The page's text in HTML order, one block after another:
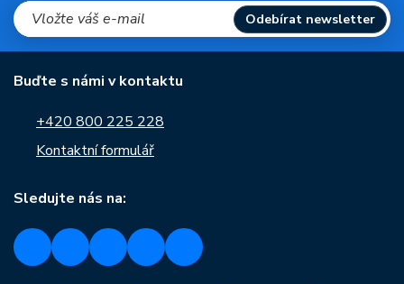
Odebírat newsletter
Buďte s námi v kontaktu
+420 800 225 228
Kontaktní formulář
Sledujte nás na: